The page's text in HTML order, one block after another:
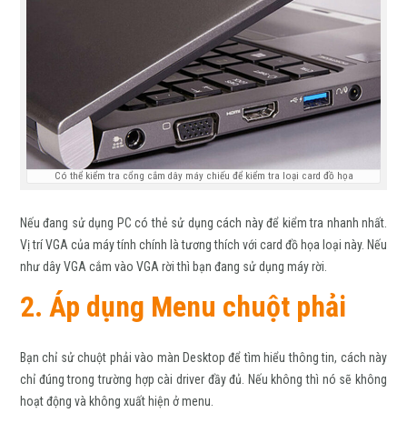
Có thể kiểm tra cổng cắm dây máy chiếu để kiểm tra loại card đồ họa
Nếu đang sử dụng PC có thẻ sử dụng cách này để kiểm tra nhanh nhất.
Vị trí VGA của máy tính chính là tương thích với card đồ họa loại này. Nếu
như dây VGA cắm vào VGA rời thì bạn đang sử dụng máy rời.
2. Áp dụng Menu chuột phải
Bạn chỉ sử chuột phải vào màn Desktop để tìm hiểu thông tin, cách này
chỉ đúng trong trường hợp cài driver đầy đủ. Nếu không thì nó sẽ không
hoạt động và không xuất hiện ở menu.